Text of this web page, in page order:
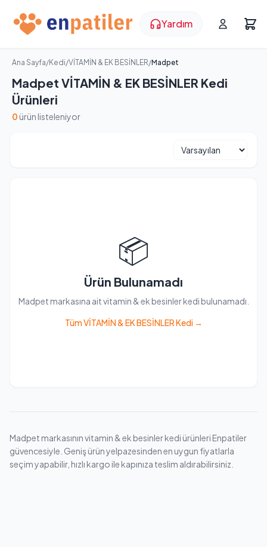
Yardım
Ana Sayfa/Kedi/VİTAMİN & EK BESİNLER/Madpet
Madpet VİTAMİN & EK BESİNLER Kedi
Ürünleri
0 ürün listeleniyor
📦
Ürün Bulunamadı
Madpet markasına ait vitamin & ek besinler kedi bulunamadı.
Tüm VİTAMİN & EK BESİNLER Kedi →
Madpet markasının vitamin & ek besinler kedi ürünleri Enpatiler
güvencesiyle. Geniş ürün yelpazesinden en uygun fiyatlarla
seçim yapabilir, hızlı kargo ile kapınıza teslim aldırabilirsiniz.